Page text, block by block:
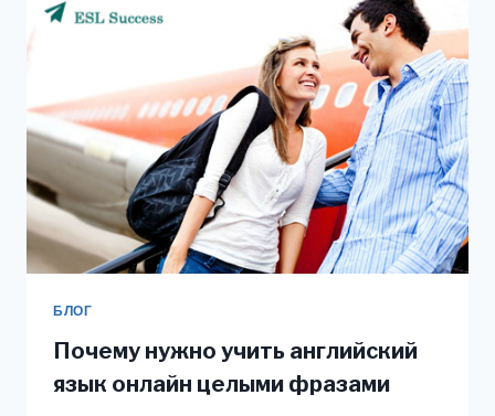
БЛОГ
Почему нужно учить английский
язык онлайн целыми фразами